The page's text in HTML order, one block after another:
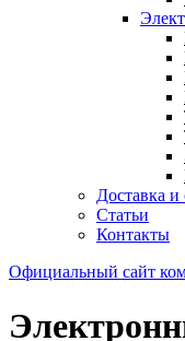
Доставка и
Статьи
Контакты
Официальный сайт